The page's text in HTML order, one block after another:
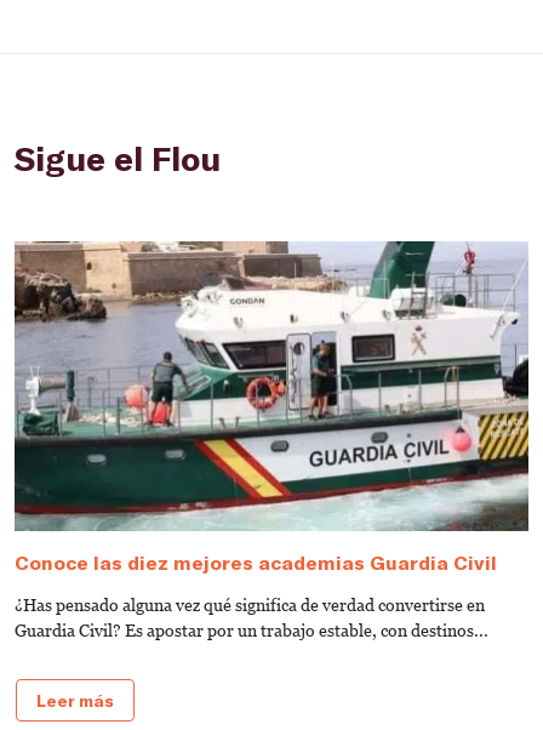
Sigue el Flou
Conoce las diez mejores academias Guardia Civil
¿Has pensado alguna vez qué significa de verdad convertirse en
Guardia Civil? Es apostar por un trabajo estable, con destinos...
Leer más